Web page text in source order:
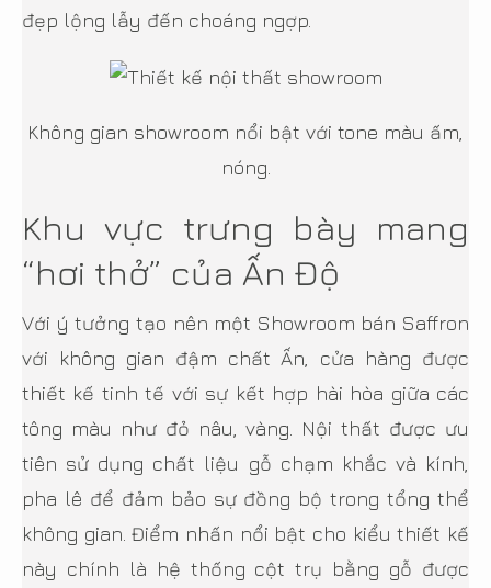
đẹp lộng lẫy đến choáng ngợp.
Không gian showroom nổi bật với tone màu ấm,
nóng.
Khu vực trưng bày mang
“hơi thở” của Ấn Độ
Với ý tưởng tạo nên một Showroom bán Saffron
với không gian đậm chất Ấn, cửa hàng được
thiết kế tinh tế với sự kết hợp hài hòa giữa các
tông màu như đỏ nâu, vàng. Nội thất được ưu
tiên sử dụng chất liệu gỗ chạm khắc và kính,
pha lê để đảm bảo sự đồng bộ trong tổng thể
không gian. Điểm nhấn nổi bật cho kiểu thiết kế
này chính là hệ thống cột trụ bằng gỗ được